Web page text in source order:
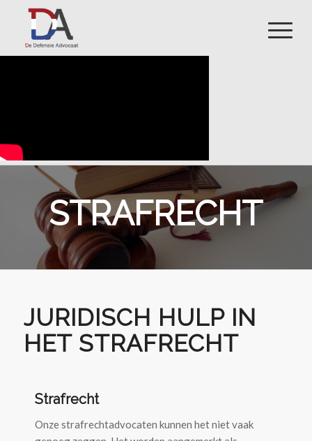
STRAFRECHT
JURIDISCH HULP IN
HET STRAFRECHT
Strafrecht
Onze strafrechtadvocaten kunnen het niet vaak